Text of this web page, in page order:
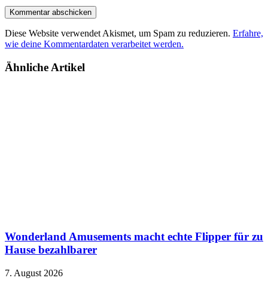
Diese Website verwendet Akismet, um Spam zu reduzieren. Erfahre,
wie deine Kommentardaten verarbeitet werden.
Ähnliche Artikel
Wonderland Amusements macht echte Flipper für zu
Hause bezahlbarer
7. August 2026